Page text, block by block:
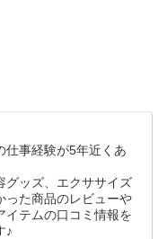
仕事経験が5年近くあ
グッズ、エクササイズ
った商品のレビューや
イテムの口コミ情報を
♪